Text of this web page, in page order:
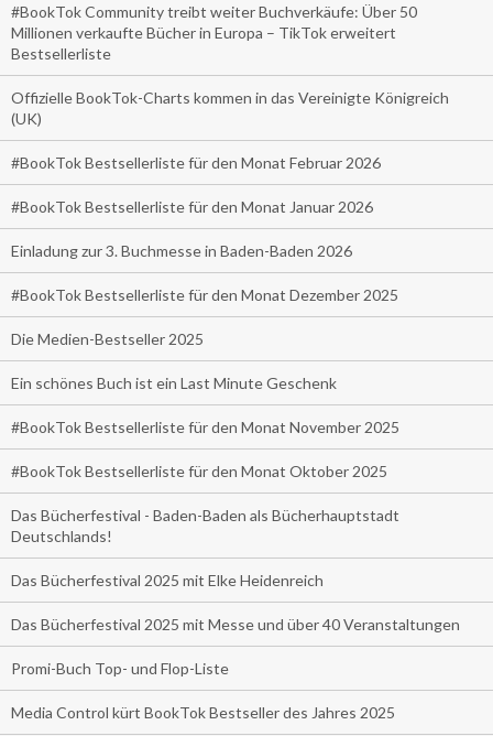
#BookTok Community treibt weiter Buchverkäufe: Über 50
Millionen verkaufte Bücher in Europa – TikTok erweitert
Bestsellerliste
Offizielle BookTok-Charts kommen in das Vereinigte Königreich
(UK)
#BookTok Bestsellerliste für den Monat Februar 2026
#BookTok Bestsellerliste für den Monat Januar 2026
Einladung zur 3. Buchmesse in Baden-Baden 2026
#BookTok Bestsellerliste für den Monat Dezember 2025
Die Medien-Bestseller 2025
Ein schönes Buch ist ein Last Minute Geschenk
#BookTok Bestsellerliste für den Monat November 2025
#BookTok Bestsellerliste für den Monat Oktober 2025
Das Bücherfestival - Baden-Baden als Bücherhauptstadt
Deutschlands!
Das Bücherfestival 2025 mit Elke Heidenreich
Das Bücherfestival 2025 mit Messe und über 40 Veranstaltungen
Promi-Buch Top- und Flop-Liste
Media Control kürt BookTok Bestseller des Jahres 2025